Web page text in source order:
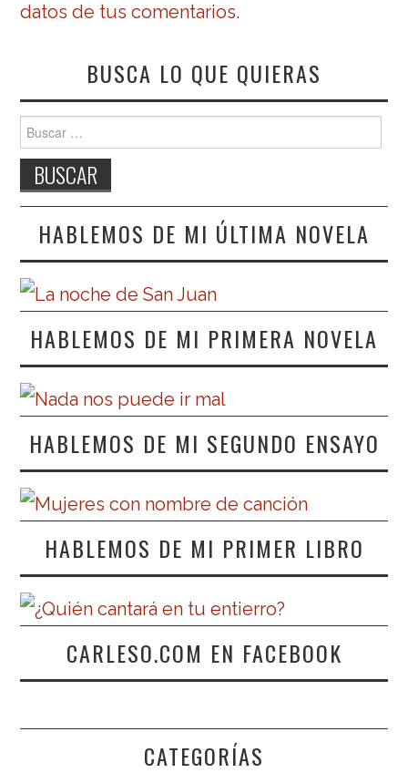
datos de tus comentarios.
BUSCA LO QUE QUIERAS
Buscar:
HABLEMOS DE MI ÚLTIMA NOVELA
HABLEMOS DE MI PRIMERA NOVELA
HABLEMOS DE MI SEGUNDO ENSAYO
HABLEMOS DE MI PRIMER LIBRO
CARLESO.COM EN FACEBOOK
CATEGORÍAS